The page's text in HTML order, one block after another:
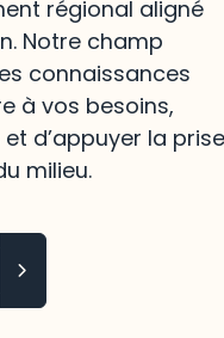
régional aligné
Notre champ
connaissances
à vos besoins,
d’appuyer la
milieu.